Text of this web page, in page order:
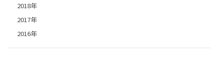
2018年
2017年
2016年